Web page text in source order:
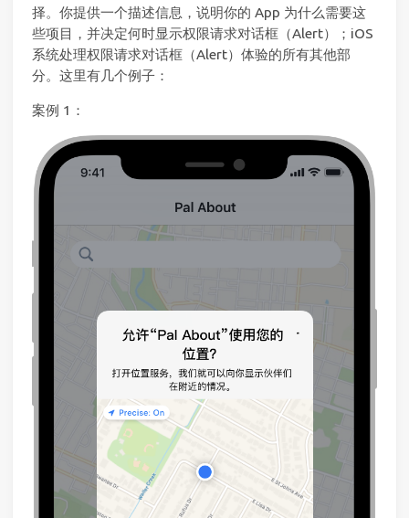
择。你提供一个描述信息，说明你的 App 为什么需要这
些项目，并决定何时显示权限请求对话框（Alert）；iOS
系统处理权限请求对话框（Alert）体验的所有其他部
分。这里有几个例子：
案例 1：